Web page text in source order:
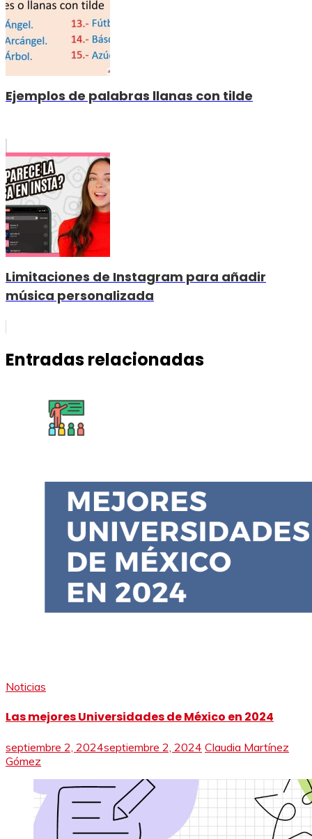
Ejemplos de palabras llanas con tilde
Limitaciones de Instagram para añadir
música personalizada
Entradas relacionadas
Noticias
Las mejores Universidades de México en 2024
septiembre 2, 2024septiembre 2, 2024 Claudia Martínez
Gómez